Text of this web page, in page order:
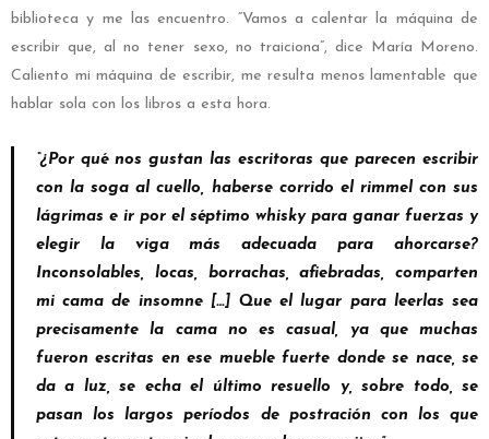
biblioteca y me las encuentro. “Vamos a calentar la máquina de
escribir que, al no tener sexo, no traiciona”, dice María Moreno.
Caliento mi máquina de escribir, me resulta menos lamentable que
hablar sola con los libros a esta hora.
“¿Por qué nos gustan las escritoras que parecen escribir
con la soga al cuello, haberse corrido el rimmel con sus
lágrimas e ir por el séptimo whisky para ganar fuerzas y
elegir la viga más adecuada para ahorcarse?
Inconsolables, locas, borrachas, afiebradas, comparten
mi cama de insomne […] Que el lugar para leerlas sea
precisamente la cama no es casual, ya que muchas
fueron escritas en ese mueble fuerte donde se nace, se
da a luz, se echa el último resuello y, sobre todo, se
pasan los largos períodos de postración con los que